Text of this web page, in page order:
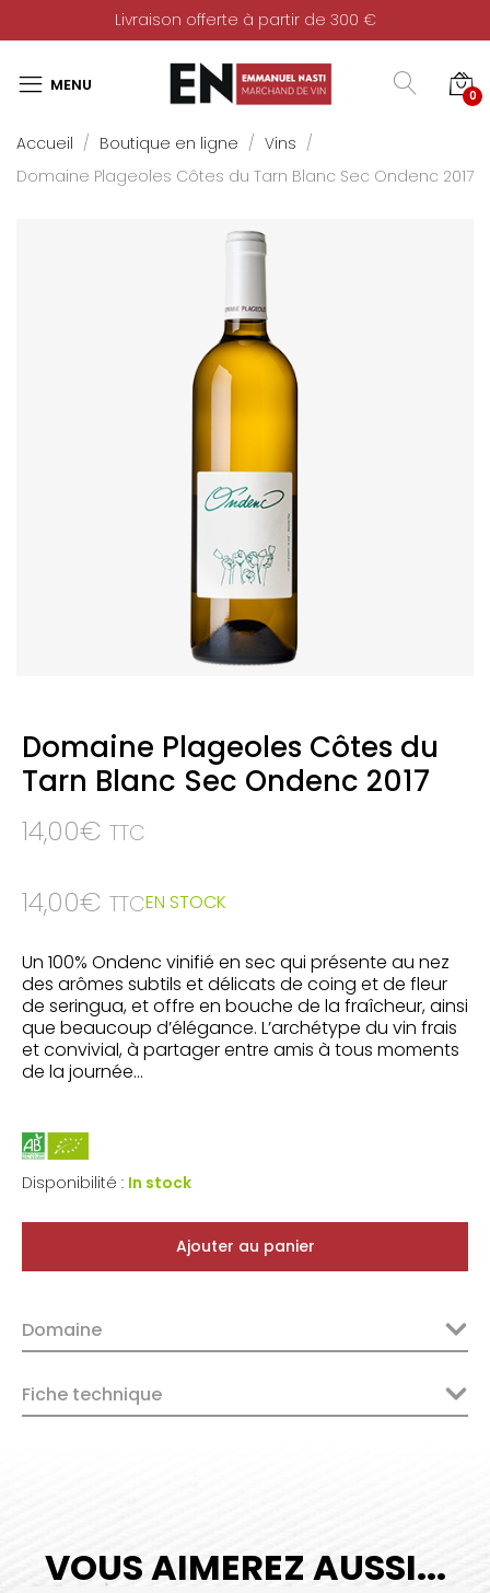
Livraison offerte à partir de 300 €
0
Accueil Boutique en ligne
Vins
Domaine Plageoles Côtes du Tarn Blanc Sec Ondenc 2017
Domaine Plageoles Côtes du
Tarn Blanc Sec Ondenc 2017
14,00€ TTC
14,00€ TTCEN STOCK
Un 100% Ondenc vinifié en sec qui présente au nez
des arômes subtils et délicats de coing et de fleur
de seringua, et offre en bouche de la fraîcheur, ainsi
que beaucoup d’élégance. L’archétype du vin frais
et convivial, à partager entre amis à tous moments
de la journée…
Disponibilité : In stock
Ajouter au panier
Domaine
Fiche technique
VOUS AIMEREZ AUSSI...